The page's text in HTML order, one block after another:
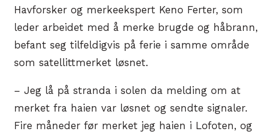
Havforsker og merkeekspert Keno Ferter, som
leder arbeidet med å merke brugde og håbrann,
befant seg tilfeldigvis på ferie i samme område
som satellittmerket løsnet.
– Jeg lå på stranda i solen da melding om at
merket fra haien var løsnet og sendte signaler.
Fire måneder før merket jeg haien i Lofoten, og